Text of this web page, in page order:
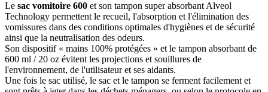
Le sac vomitoire 600 et son tampon super absorbant Alveol
Technology permettent le recueil, l'absorption et l'élimination des
vomissures dans des conditions optimales d'hygiènes et de sécurité
ainsi que la neutralisation des odeurs.
Son dispositif « mains 100% protégées » et le tampon absorbant de
600 ml / 20 oz évitent les projections et souillures de
l'environnement, de l'utilisateur et ses aidants.
Une fois le sac utilisé, le sac et le tampon se ferment facilement et